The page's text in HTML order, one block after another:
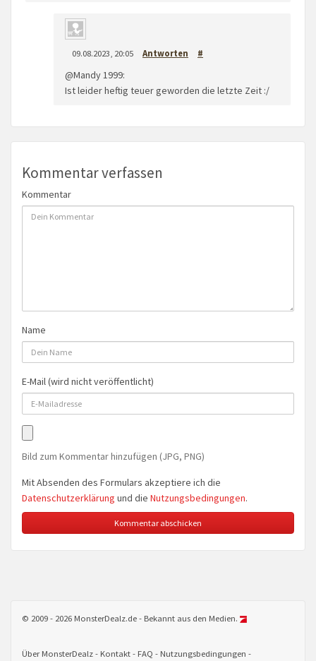
09.08.2023, 20:05 Antworten #
@Mandy 1999:
Ist leider heftig teuer geworden die letzte Zeit :/
Kommentar verfassen
Kommentar
Name
E-Mail (wird nicht veröffentlicht)
Bild zum Kommentar hinzufügen (JPG, PNG)
Mit Absenden des Formulars akzeptiere ich die
Datenschutzerklärung und die Nutzungsbedingungen.
© 2009 - 2026 MonsterDealz.de - Bekannt aus den Medien.
Über MonsterDealz Kontakt FAQ Nutzungsbedingungen